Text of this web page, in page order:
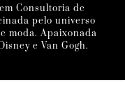
Consultoria de
pelo universo
moda. Apaixonada
e Van Gogh.